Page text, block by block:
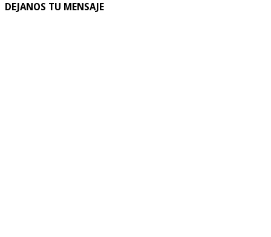
DEJANOS TU MENSAJE